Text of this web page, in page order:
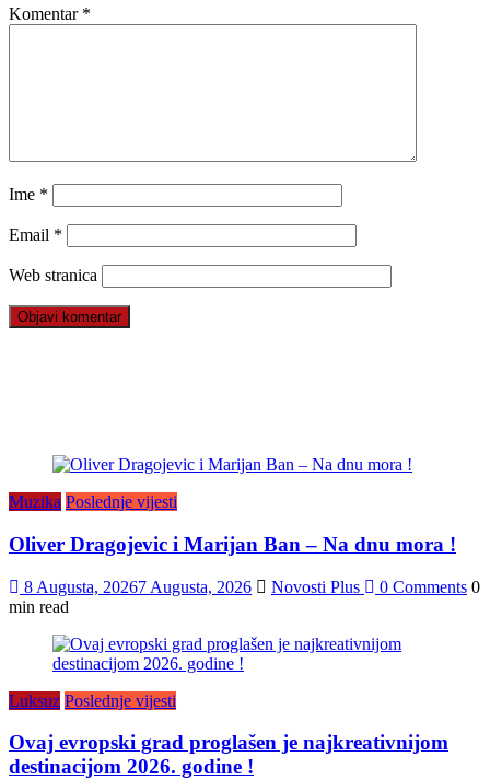
Komentar *
Ime *
Email *
Web stranica
Muzika Poslednje vijesti
Oliver Dragojevic i Marijan Ban – Na dnu mora !
8 Augusta, 20267 Augusta, 2026 Novosti Plus 0 Comments 0
min read
Luksuz Poslednje vijesti
Ovaj evropski grad proglašen je najkreativnijom
destinacijom 2026. godine !